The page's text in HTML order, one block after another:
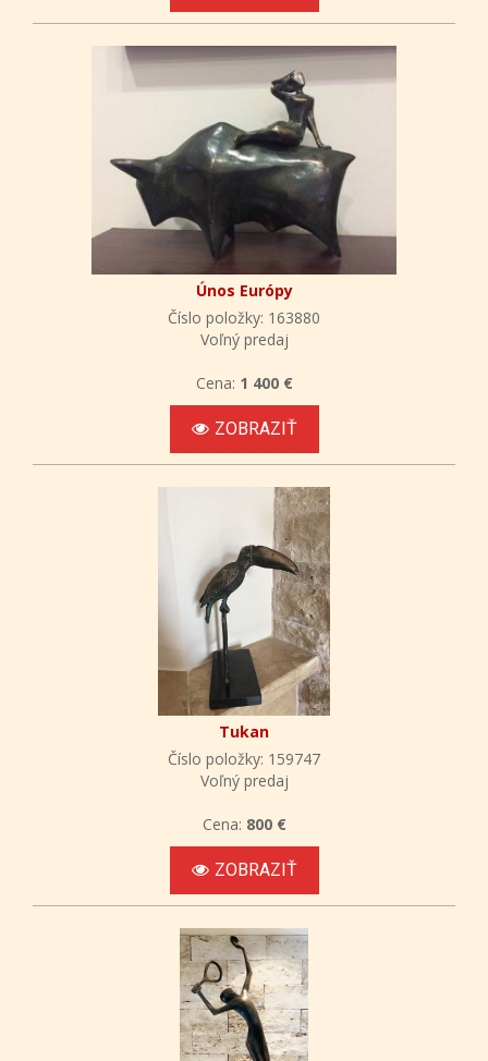
Únos Európy
Číslo položky: 163880
Voľný predaj
Cena: 1 400 €
ZOBRAZIŤ
Tukan
Číslo položky: 159747
Voľný predaj
Cena: 800 €
ZOBRAZIŤ